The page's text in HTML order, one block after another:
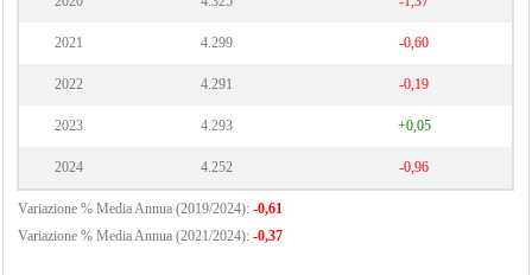
2021 4.299 -0,60
2022 4.291 -0,19
2023 4.293 +0,05
2024 4.252 -0,96
Variazione % Media Annua (2019/2024): -0,61
Variazione % Media Annua (2021/2024): -0,37